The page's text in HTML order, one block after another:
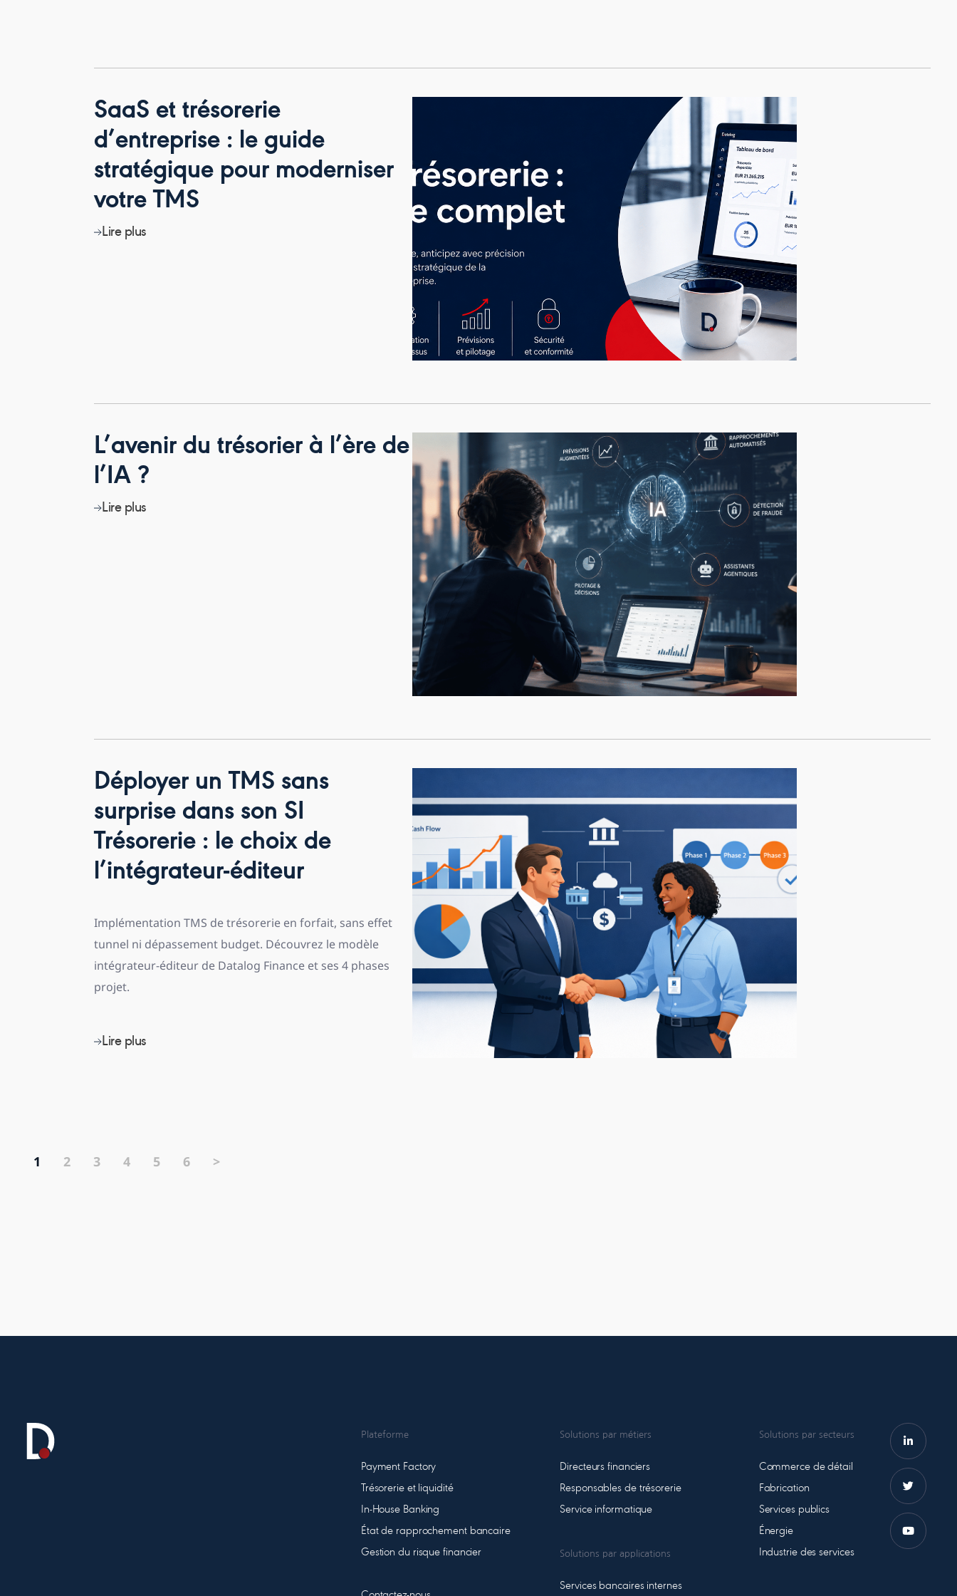
SaaS et trésorerie
d’entreprise : le guide
stratégique pour moderniser
votre TMS
Lire plus
L’avenir du trésorier à l’ère de
l’IA ?
Lire plus
Déployer un TMS sans
surprise dans son SI
Trésorerie : le choix de
l’intégrateur-éditeur
Implémentation TMS de trésorerie en forfait, sans effet
tunnel ni dépassement budget. Découvrez le modèle
intégrateur-éditeur de Datalog Finance et ses 4 phases
projet.
Lire plus
1 2 3 4 5 6 >
Plateforme
Payment Factory
Trésorerie et liquidité
In-House Banking
État de rapprochement bancaire
Gestion du risque financier
Solutions par métiers
Directeurs financiers
Responsables de trésorerie
Service informatique
Solutions par applications
Services bancaires internes
Solutions par secteurs
Commerce de détail
Fabrication
Services publics
Énergie
Industrie des services